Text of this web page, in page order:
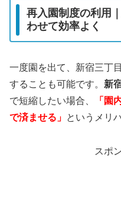
再入園制度の利用
わせて効率よく
一度園を出て、新宿三丁
することも可能です。 新
で短縮したい場合、
「園
で済ませる」 というメリ
スポ